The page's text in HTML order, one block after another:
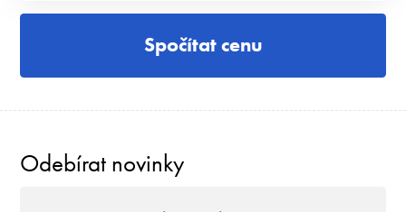
Spočítat cenu
Odebírat novinky